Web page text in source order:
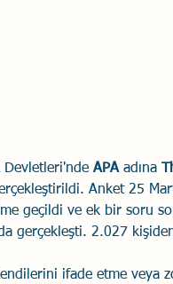
Devletleri'nde APA adına
Anket 25
geçildi ve ek bir soru
gerçekleşti. 2.027
ifade etme veya